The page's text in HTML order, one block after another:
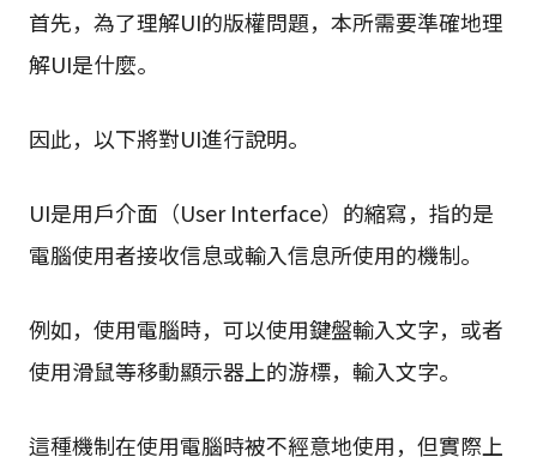
首先，為了理解UI的版權問題，本所需要準確地理
解UI是什麼。
因此，以下將對UI進行說明。
UI是用戶介面（User Interface）的縮寫，指的是
電腦使用者接收信息或輸入信息所使用的機制。
例如，使用電腦時，可以使用鍵盤輸入文字，或者
使用滑鼠等移動顯示器上的游標，輸入文字。
這種機制在使用電腦時被不經意地使用，但實際上